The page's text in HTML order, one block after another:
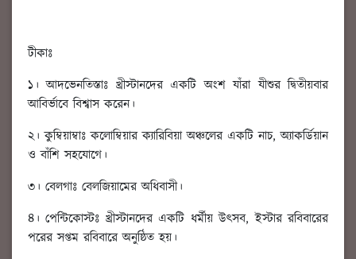
টীকাঃ
১। আদভেনতিস্তাঃ খ্রীস্টানদের একটি অংশ যাঁরা যীশুর দ্বিতীয়বার
আবির্ভাবে বিশ্বাস করেন।
২। কুম্বিয়াম্বাঃ কলোম্বিয়ার ক্যারিবিয়া অঞ্চলের একটি নাচ, অ্যাকর্ডিয়ান
ও বাঁশি সহযোগে।
৩। বেলগাঃ বেলজিয়ামের অধিবাসী।
৪। পেন্টিকোস্টঃ খ্রীস্টানদের একটি ধর্মীয় উৎসব, ইস্টার রবিবারের
পরের সপ্তম রবিবারে অনুষ্ঠিত হয়।